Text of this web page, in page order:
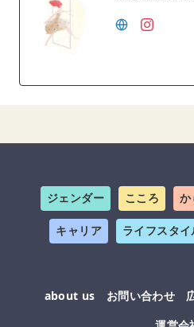
ジェンダー こころ か
キャリア ライフスタイ
about us お問い合わせ